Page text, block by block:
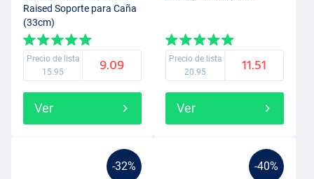
Raised Soporte para Caña
(33cm)
Precio de lista
15.95
9.09
Ver
Precio de lista
20.95
11.51
Ver
-32% -40%